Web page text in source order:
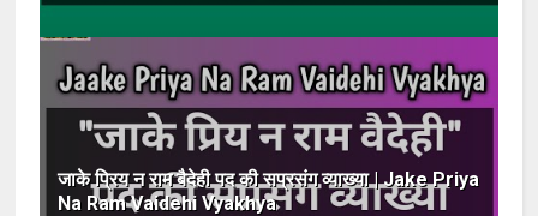
जाके प्रिय न राम बैदेही पद की सप्रसंग व्याख्या | Jake Priya
Na Ram Vaidehi Vyakhya